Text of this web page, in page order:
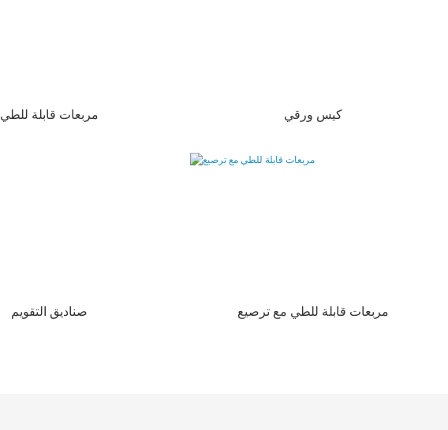
مربعات قابلة للطي كيس ورقي
صناديق التقويم مربعات قابلة للطي مع ترصيع